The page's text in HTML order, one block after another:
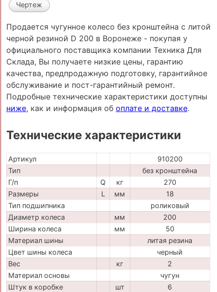
Чертеж
Продается чугунное колесо без кронштейна с литой
черной резиной D 200 в Воронеже - покупая у
официального поставщика компании Техника Для
Склада, Вы получаете низкие цены, гарантию
качества, предпродажную подготовку, гарантийное
обслуживание и пост-гарантийный ремонт.
Подробные технические характеристики доступны
ниже, как и информация об оплате и доставке.
Технические характеристики
Артикул
910200
Тип
без кронштейна
Г/п
Q кг
270
Размеры
L мм
18
Тип подшипника
роликовый
Диаметр колеса
мм
200
Ширина колеса
мм
50
Материал шины
литая резина
Цвет шины колеса
черный
Вес
кг
2
Материал основы
чугун
Штук в коробке
шт 6